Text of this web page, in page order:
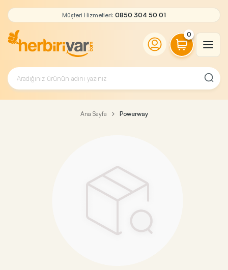
Müşteri Hizmetleri: 0850 304 50 01
0
Ana Sayfa Powerway